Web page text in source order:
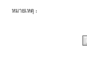
หมายเหตุ :